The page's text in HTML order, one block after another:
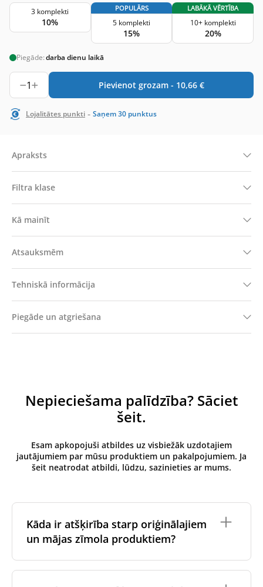
3 komplekti
10%
POPULĀRS
5 komplekti
15%
LABĀKĀ VĒRTĪBA
10+ komplekti
20%
Piegāde:darba dienu laikā
1 Pievienot grozam - 10,66 €
Lojalitātes punkti - Saņem30 punktus
Apraksts
Filtra klase
Kā mainīt
Atsauksmēm
Tehniskā informācija
Piegāde un atgriešana
Nepieciešama palīdzība? Sāciet
šeit.
Esam apkopojuši atbildes uz visbiežāk uzdotajiem
jautājumiem par mūsu produktiem un pakalpojumiem. Ja
šeit neatrodat atbildi, lūdzu, sazinieties ar mums.
Kāda ir atšķirība starp oriģinālajiem
un mājas zīmola produktiem?